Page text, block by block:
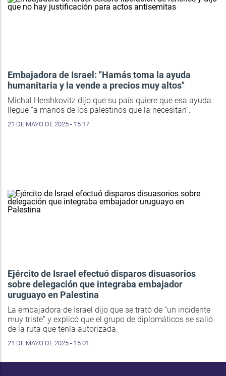
Embajadora de Israel: "Hamás toma la ayuda
humanitaria y la vende a precios muy altos"
Michal Hershkovitz dijo que su país quiere que esa ayuda
llegue “a manos de los palestinos que la necesitan”.
21 DE MAYO DE 2025 - 15:17
Ejército de Israel efectuó disparos disuasorios
sobre delegación que integraba embajador
uruguayo en Palestina
La embajadora de Israel dijo que se trató de “un incidente
muy triste” y explicó que el grupo de diplomáticos se salió
de la ruta que tenía autorizada.
21 DE MAYO DE 2025 - 15:01